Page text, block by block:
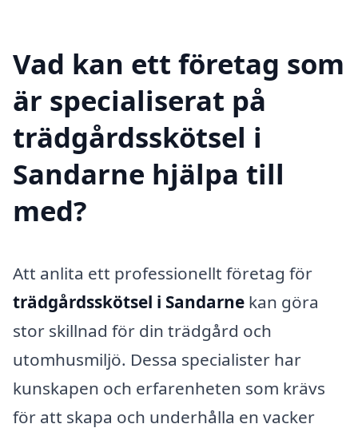
Vad kan ett företag som
är specialiserat på
trädgårdsskötsel i
Sandarne hjälpa till
med?
Att anlita ett professionellt företag för
trädgårdsskötsel i Sandarne kan göra
stor skillnad för din trädgård och
utomhusmiljö. Dessa specialister har
kunskapen och erfarenheten som krävs
för att skapa och underhålla en vacker